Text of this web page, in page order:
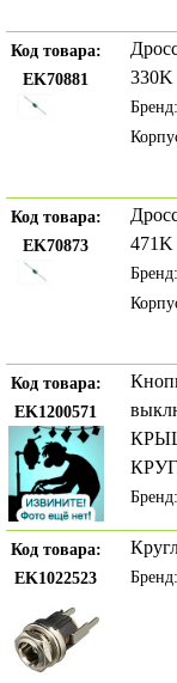
Код товара:
EK70881
330K
Бренд:
Код товара:
EK70873
471K
Бренд:
Код товара:
EK1200571
Бренд:
Код товара:
EK1022523
Бренд: